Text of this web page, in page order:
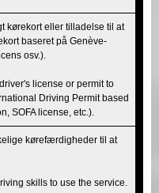
kørekort eller tilladelse til at
baseret på Genève-
osv.).
license or permit to
Driving Permit based
SOFA license, etc.).
kørefærdigheder til at
skills to use the service.